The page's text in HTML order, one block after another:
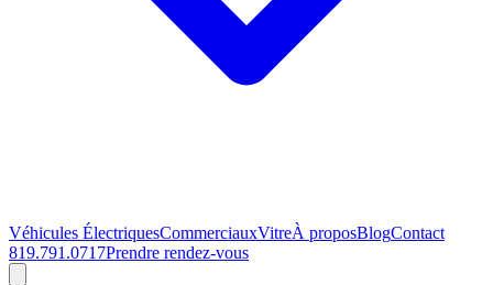
Véhicules ÉlectriquesCommerciauxVitreÀ proposBlogContact
819.791.0717Prendre rendez-vous